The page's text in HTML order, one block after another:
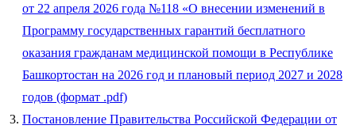
от 22 апреля 2026 года №118 «О внесении изменений в
Программу государственных гарантий бесплатного
оказания гражданам медицинской помощи в Республике
Башкортостан на 2026 год и плановый период 2027 и 2028
годов (формат .pdf)
Постановление Правительства Российской Федерации от